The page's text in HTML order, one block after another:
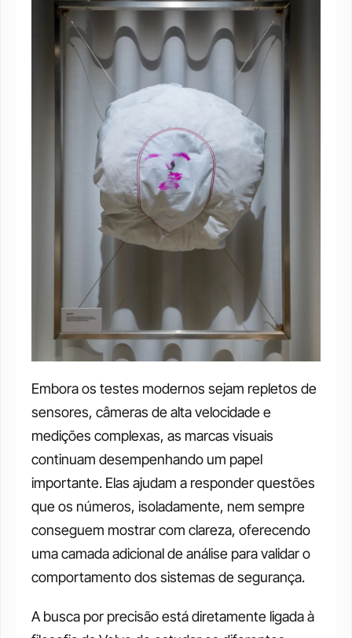
Embora os testes modernos sejam repletos de
sensores, câmeras de alta velocidade e
medições complexas, as marcas visuais
continuam desempenhando um papel
importante. Elas ajudam a responder questões
que os números, isoladamente, nem sempre
conseguem mostrar com clareza, oferecendo
uma camada adicional de análise para validar o
comportamento dos sistemas de segurança.
A busca por precisão está diretamente ligada à